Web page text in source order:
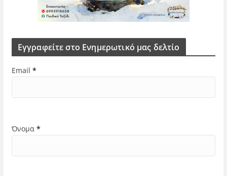
Εγγραφείτε στο Ενημερωτικό μας δελτίο
Email *
Όνομα *